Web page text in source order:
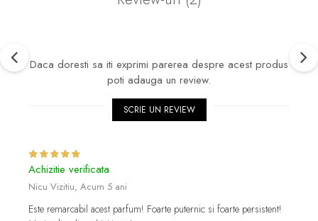
Daca doresti sa iti exprimi parerea despre acest produs
poti adauga un review.
SCRIE UN REVIEW
Achizitie verificata
Nicu Vizitiu, Acum 5 ani
Este remarcabil acest parfum! Foarte puternic si foarte persistent!